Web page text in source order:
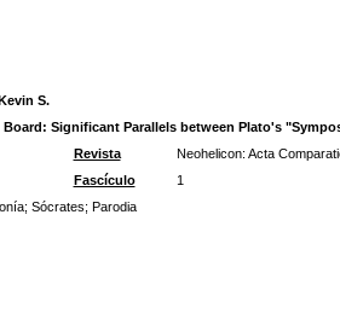
S.
Board: Significant Parallels between Plato's
Revista
Neohelicon: Acta
Fascículo
1
; Sócrates; Parodia